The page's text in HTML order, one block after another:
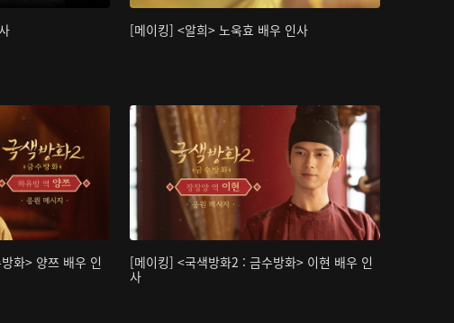
[메이킹] <알희> 노욱효 배우 인사
화> 양쯔 배우 인
[메이킹] <국색방화2 : 금수방화> 이현 배우 인
사